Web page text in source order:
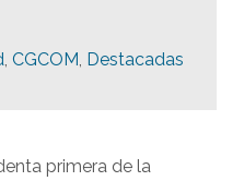
, CGCOM, Destacadas
primera de la